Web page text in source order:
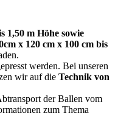
1,50 m Höhe sowie
x 120 cm x 100 cm bis
werden. Bei unseren
wir auf die Technik von
der Ballen vom
zum Thema